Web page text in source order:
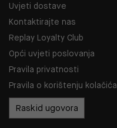
Uvjeti dostave
Kontaktirajte nas
Replay Loyalty Club
Opći uvjeti poslovanja
Pravila privatnosti
Pravila o korištenju kolačića
Raskid ugovora